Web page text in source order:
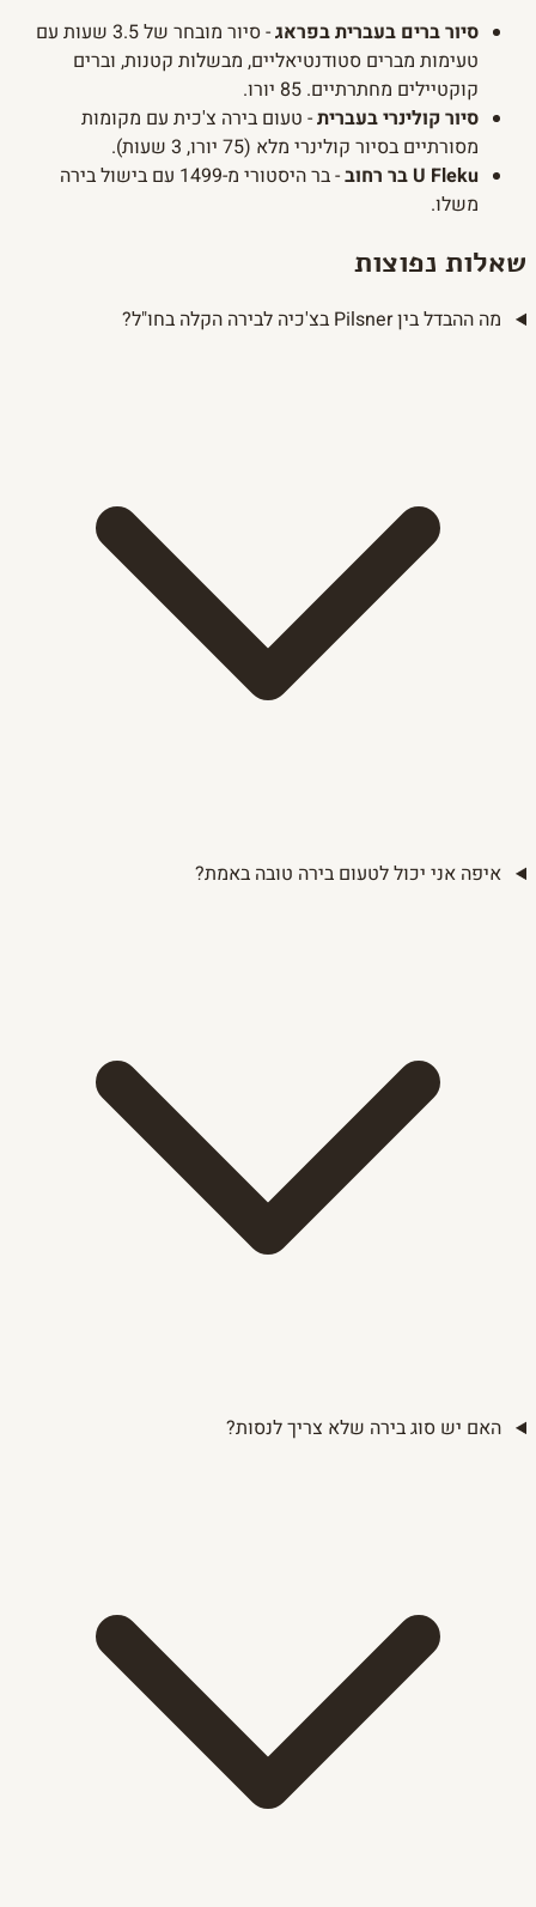
סיור ברים בעברית בפראג
- סיור מובחר של 3.5 שעות עם
טעימות מברים סטודנטיאליים, מבשלות קטנות, וברים
קוקטיילים מחתרתיים. 85 יורו.
סיור קולינרי בעברית- טעום בירה צ'כית עם מקומות
מסורתיים בסיור קולינרי מלא (75 יורו, 3 שעות).
U Fleku בר רחוב
- בר היסטורי מ-1499 עם בישול בירה
משלו.
שאלות נפוצות
מה ההבדל בין Pilsner בצ'כיה לבירה הקלה בחו"ל?
איפה אני יכול לטעום בירה טובה באמת?
האם יש סוג בירה שלא צריך לנסות?